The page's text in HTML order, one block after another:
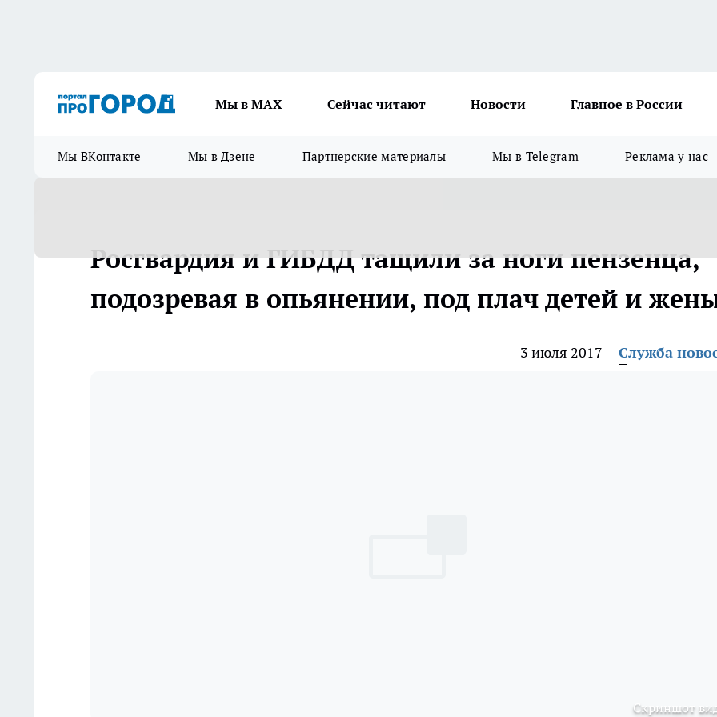
Мы в МАХ Сейчас читают Новости Главное в России
Мы ВКонтакте Мы в Дзене Партнерские материалы Мы в Telegram Реклама у нас
Росгвардия и ГИБДД тащили за ноги пензенца,
подозревая в опьянении, под плач детей и
3 июля 2017 Служба
Скриншот